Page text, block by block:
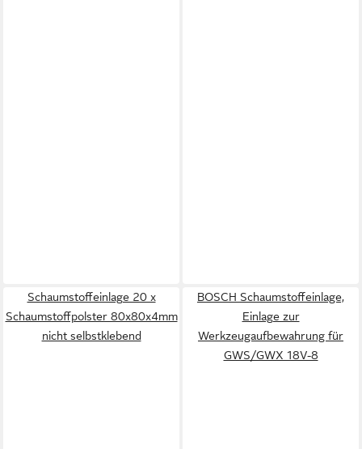
Schaumstoffeinlage 20 x
Schaumstoffpolster 80x80x4mm
nicht selbstklebend
BOSCH Schaumstoffeinlage,
Einlage zur
Werkzeugaufbewahrung für
GWS/GWX 18V-8